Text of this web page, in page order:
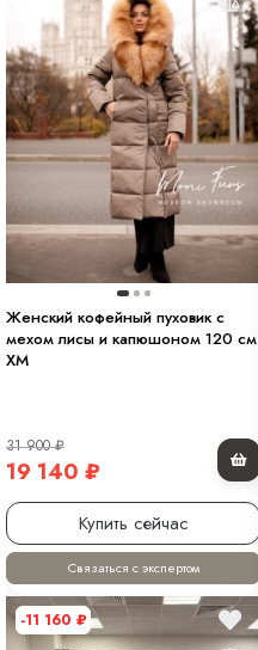
Женский кофейный пуховик с
мехом лисы и капюшоном 120 см
XM
31 900₽
19 140 ₽
Купить сейчас
Связаться с экспертом
-11 160 ₽